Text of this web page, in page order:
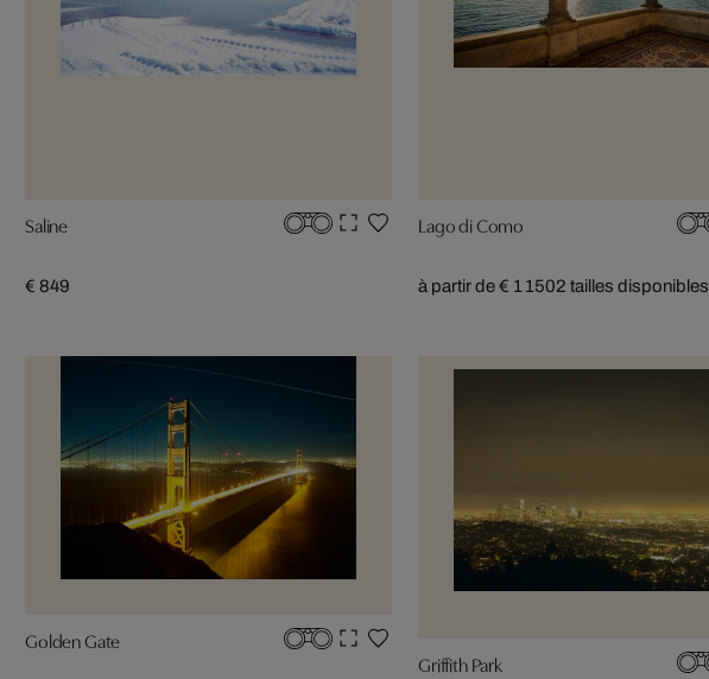
Saline
€ 849
Lago di Como
à partir de € 1 1502 tailles disponibles
Golden Gate
Griffith Park